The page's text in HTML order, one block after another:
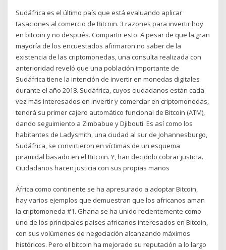
Sudáfrica es el último país que está evaluando aplicar
tasaciones al comercio de Bitcoin. 3 razones para invertir hoy
en bitcoin y no después. Compartir esto: A pesar de que la gran
mayoría de los encuestados afirmaron no saber de la
existencia de las criptomonedas, una consulta realizada con
anterioridad reveló que una población importante de
Sudáfrica tiene la intención de invertir en monedas digitales
durante el año 2018. Sudáfrica, cuyos ciudadanos están cada
vez más interesados en invertir y comerciar en criptomonedas,
tendrá su primer cajero automático funcional de Bitcoin (ATM),
dando seguimiento a Zimbabue y Djibouti. Es así como los
habitantes de Ladysmith, una ciudad al sur de Johannesburgo,
Sudáfrica, se convirtieron en víctimas de un esquema
piramidal basado en el Bitcoin. Y, han decidido cobrar justicia.
Ciudadanos hacen justicia con sus propias manos
África como continente se ha apresurado a adoptar Bitcoin,
hay varios ejemplos que demuestran que los africanos aman
la criptomoneda #1. Ghana se ha unido recientemente como
uno de los principales países africanos interesados en Bitcoin,
con sus volúmenes de negociación alcanzando máximos
históricos. Pero el bitcoin ha mejorado su reputación a lo largo